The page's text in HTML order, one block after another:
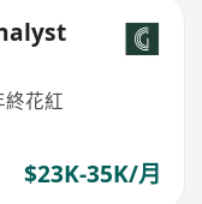
花紅
$23K-35K/月